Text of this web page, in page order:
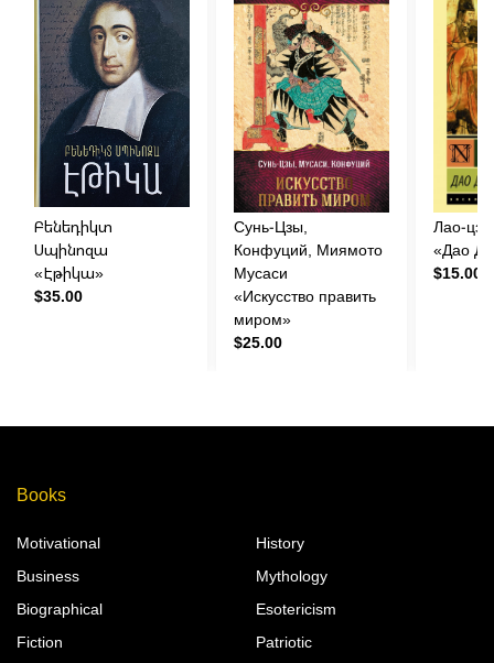
Բենեդիկտ
Սպինոզա
«Էթիկա»
$35.00
Сунь-Цзы,
Конфуций, Миямото
Мусаси
«Искусство править
миром»
$25.00
Лао-цзы
«Дао
$15.00
Books
Motivational
Business
Biographical
Fiction
History
Mythology
Esotericism
Patriotic